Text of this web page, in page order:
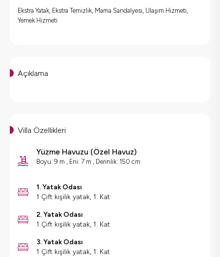
Ekstra Yatak, Ekstra Temizlik, Mama Sandalyesi, Ulaşım Hizmeti,
Yemek Hizmeti
Açıklama
Villa Özellikleri
Yüzme Havuzu (Özel Havuz)
Boyu: 9 m , Eni: 7 m , Derinlik: 150 cm
1. Yatak Odası
1 Çift kişilik yatak, 1. Kat
2. Yatak Odası
1 Çift kişilik yatak, 1. Kat
3. Yatak Odası
1 Çift kişilik yatak, 1. Kat